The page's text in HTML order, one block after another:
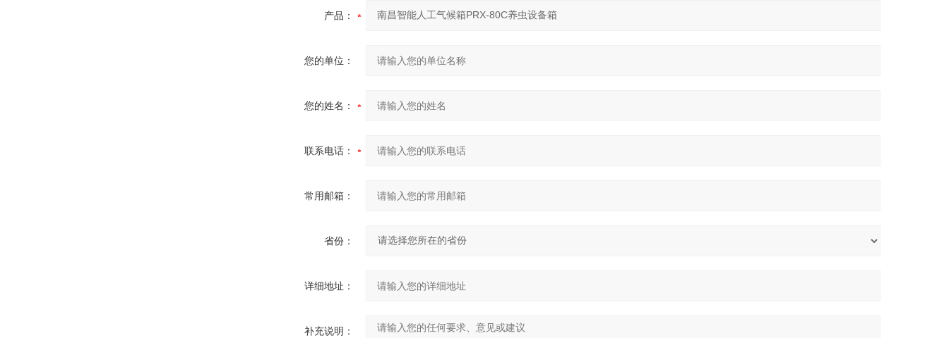
产品：
您的单位：
您的姓名：
联系电话：
常用邮箱：
省份：
详细地址：
补充说明：